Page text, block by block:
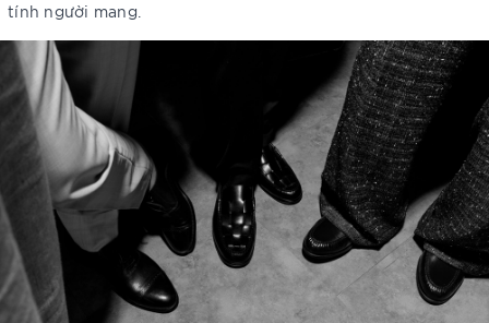
tính người mang.